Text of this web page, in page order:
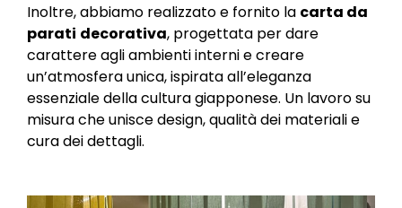
Inoltre, abbiamo realizzato e fornito la carta da
parati decorativa, progettata per dare
carattere agli ambienti interni e creare
un’atmosfera unica, ispirata all’eleganza
essenziale della cultura giapponese. Un lavoro su
misura che unisce design, qualità dei materiali e
cura dei dettagli.